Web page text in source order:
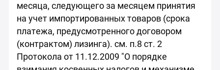
сетей
для
шаринга
материала
месяца, следующего за месяцем принятия
на учет импортированных товаров (срока
платежа, предусмотренного договором
(контрактом) лизинга). см. п.8 ст. 2
Протокола от 11.12.2009 "О порядке